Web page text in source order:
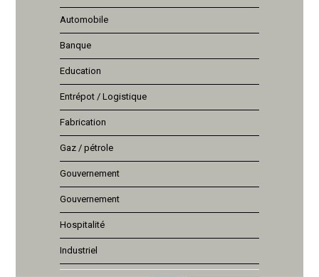
Automobile
Banque
Education
Entrépot / Logistique
Fabrication
Gaz / pétrole
Gouvernement
Gouvernement
Hospitalité
Industriel